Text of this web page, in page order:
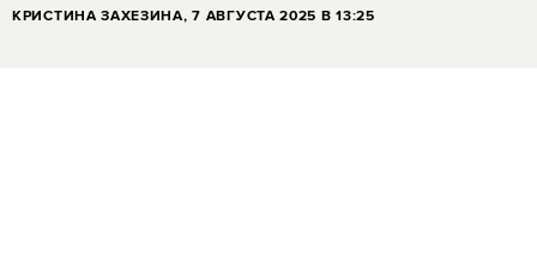
КРИСТИНА ЗАХЕЗИНА, 7 АВГУСТА 2025 В 13:25